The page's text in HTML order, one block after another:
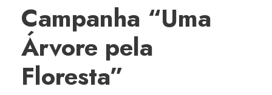
Campanha “Uma
Árvore pela
Floresta”